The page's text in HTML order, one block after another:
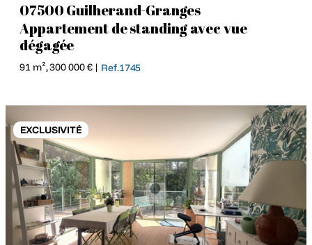
07500 Guilherand-Granges
Appartement de standing avec vue
dégagée
91 m², 300 000 € | Ref.1745
EXCLUSIVITÉ